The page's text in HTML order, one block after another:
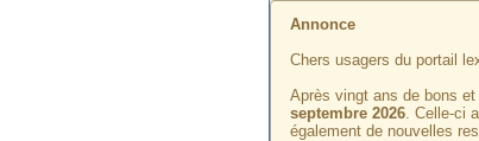
Annonce
Chers usagers du portail
Après vingt ans de bons
septembre 2026. Celle-ci
également de nouvelles